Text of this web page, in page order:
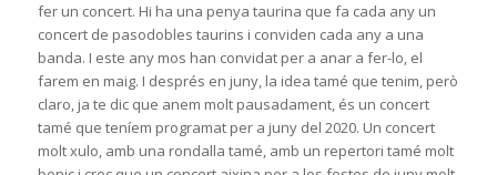
fer un concert. Hi ha una penya taurina que fa cada any un
concert de pasodobles taurins i conviden cada any a una
banda. I este any mos han convidat per a anar a fer-lo, el
farem en maig. I després en juny, la idea tamé que tenim, però
claro, ja te dic que anem molt pausadament, és un concert
tamé que teníem programat per a juny del 2020. Un concert
molt xulo, amb una rondalla tamé, amb un repertori tamé molt